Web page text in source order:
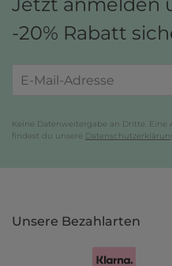
-20% Rabatt
Keine Datenweitergabe an Dritte.
findest du unsere
Unsere Bezahlarten